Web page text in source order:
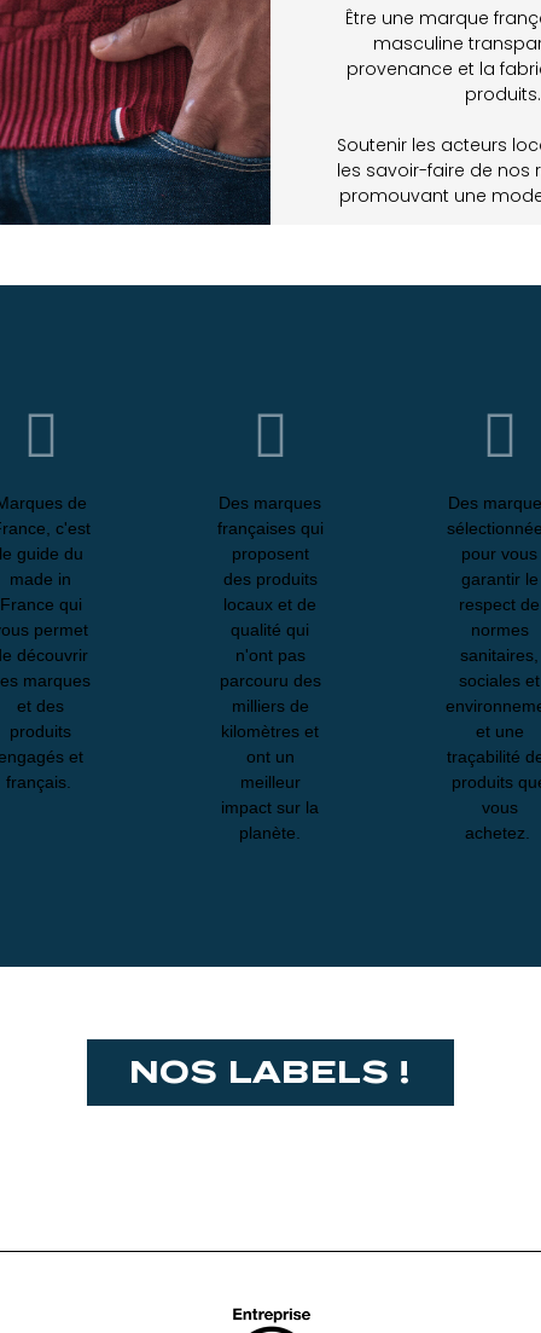
Être une marque
masculine
provenance et la
produits.
Soutenir les acteurs
les savoir-faire de nos
promouvant une
de
c'est
guide du
made in
France qui
permet
découvrir
marques
et des
produits
et
français.
Des marques
françaises qui
proposent
des produits
locaux et de
qualité qui
n'ont pas
parcouru des
milliers de
kilomètres et
ont un
meilleur
impact sur la
planète.
Des
pour vous
garantir le
respect de
normes
sanitaires,
sociales et
et une
traçabilité
produits
vous
achetez.
NOS LABELS !